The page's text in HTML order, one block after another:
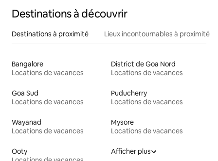
Destinations à découvrir
Destinations à proximité Lieux incontournables à proximité
Bangalore
Locations de vacances
District de Goa Nord
Locations de vacances
Goa Sud
Locations de vacances
Puducherry
Locations de vacances
Wayanad
Locations de vacances
Mysore
Locations de vacances
Ooty
Afficher plus